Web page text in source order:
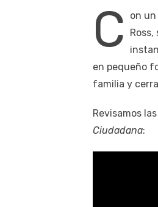
C
on
en pequeño
familia y
Revisamos
Ciudadana: